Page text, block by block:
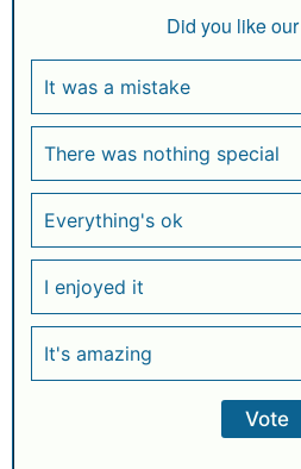
Did you like
It was a mistake
There was nothing special
Everything's ok
I enjoyed it
It's amazing